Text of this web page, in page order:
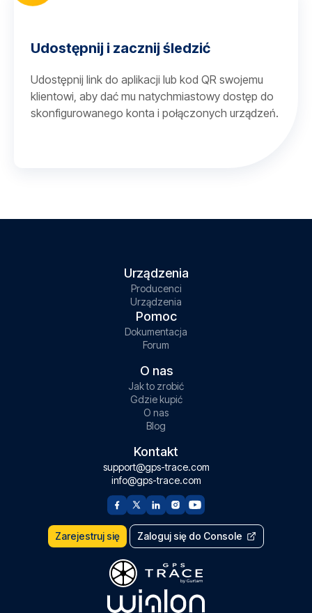
Udostępnij i zacznij śledzić
Udostępnij link do aplikacji lub kod QR swojemu
klientowi, aby dać mu natychmiastowy dostęp do
skonfigurowanego konta i połączonych urządzeń.
Urządzenia
Producenci
Urządzenia
Pomoc
Dokumentacja
Forum
O nas
Jak to zrobić
Gdzie kupić
O nas
Blog
Kontakt
support@gps-trace.com
info@gps-trace.com
Zarejestruj się Zaloguj się do Console